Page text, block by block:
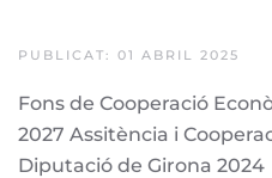
PUBLICAT: 01 ABRIL 2025
Fons de Cooperació
2027 Assitència i
Diputació de Girona 2024